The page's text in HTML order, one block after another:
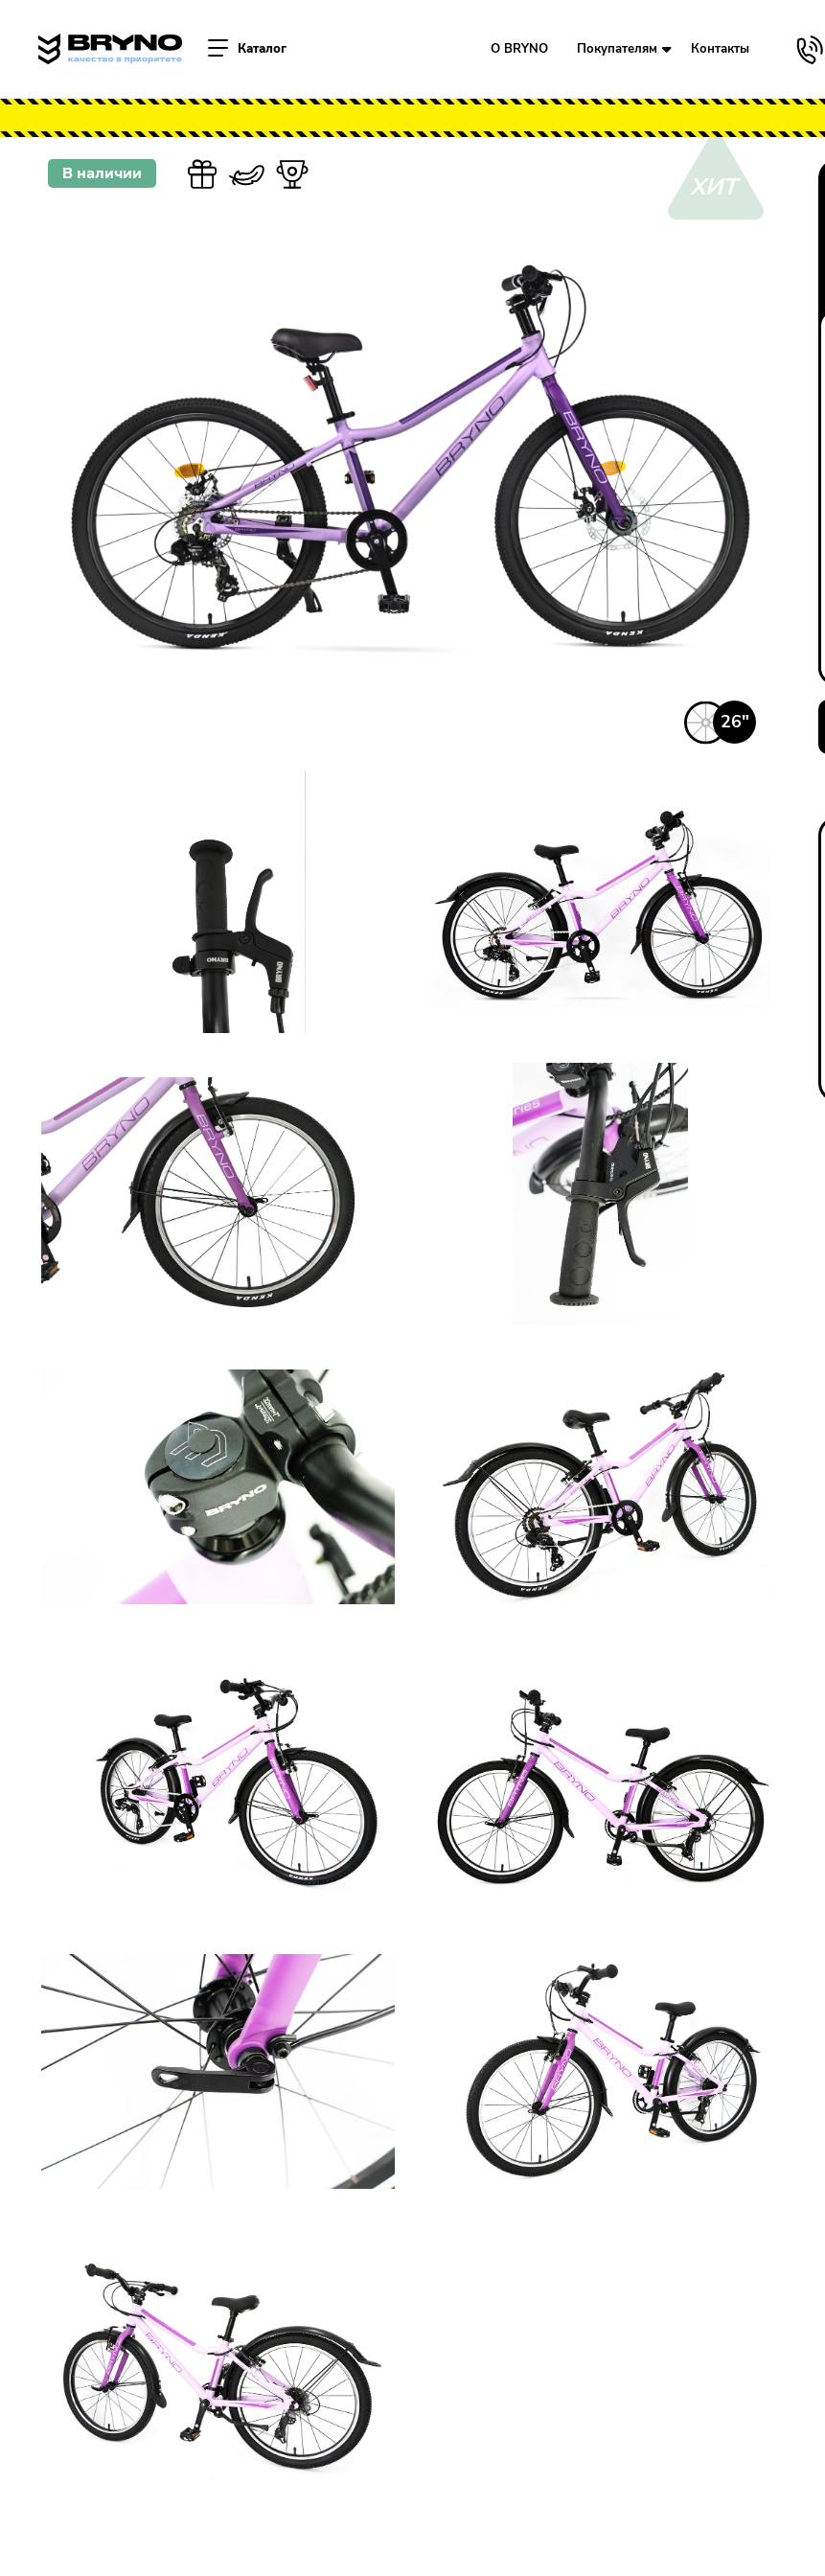
Каталог О BRYNO Покупателям Контакты
В наличии -11%
26"
Для клиентов всех банков
Разбейтеоплату
на частибез переплат
График платежей
в корзину
% картой любого банка
Получайте товарвыбранный способом
Оставшиеся 75% будутсписываться
с вашей карты
каждые 2 недели
Подробнееоб оплате Плайтом
25
раз в 2 недели
Остались вопросы?
8 800 302-02-51